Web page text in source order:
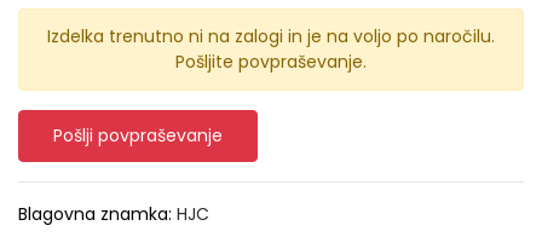
Izdelka trenutno ni na zalogi in je na voljo po naročilu.
Pošljite povpraševanje.
Pošlji povpraševanje
Blagovna znamka: HJC